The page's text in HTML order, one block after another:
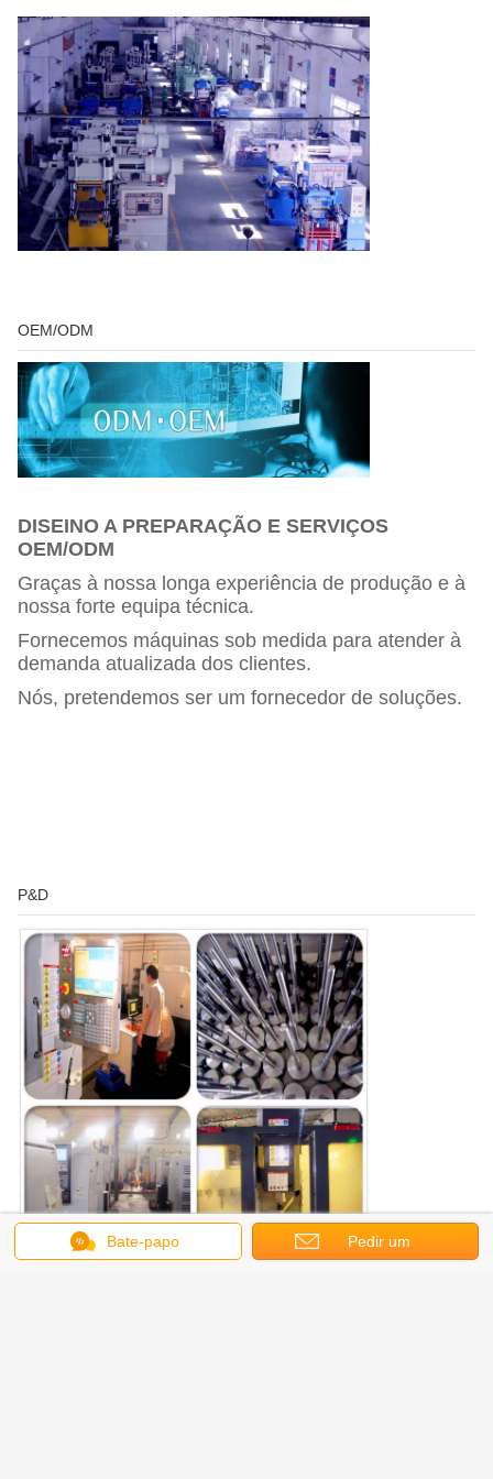
OEM/ODM
DISEINO A PREPARAÇÃO E SERVIÇOS
OEM/ODM
Graças à nossa longa experiência de produção e à
nossa forte equipa técnica.
Fornecemos máquinas sob medida para atender à
demanda atualizada dos clientes.
Nós, pretendemos ser um fornecedor de soluções.
P&D
Bate-papo Pedir um